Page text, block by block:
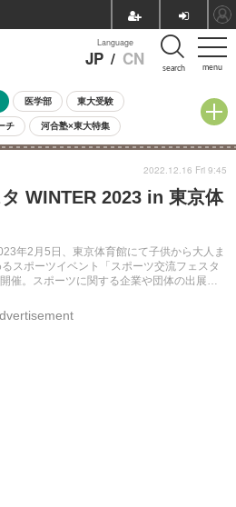
menu
Language
JP / CN search
医学部 東大受験
チ 河合塾×東大特集
中学受験 小学校受験
高校 過去問 人気記事
WINTER 2023 in 東京体
年2月5日、東京体育館にて子供から大人ま
スポーツイベント「スポーツ交流フェスタ
催。スポーツに関する企業や団体の出展者
2022.12.16 Fri 9:45